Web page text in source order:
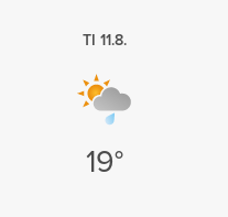
TI 11.8.
19°